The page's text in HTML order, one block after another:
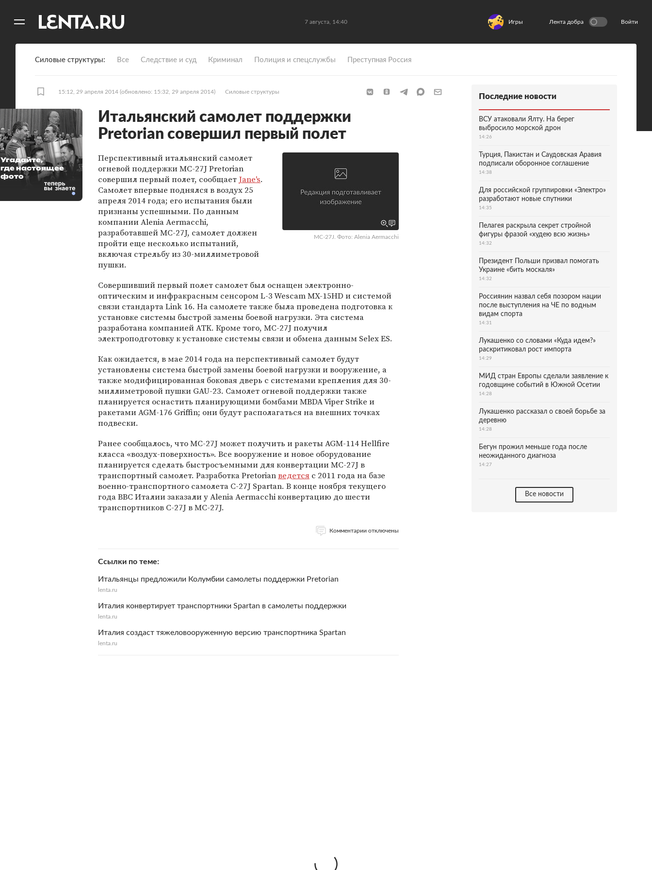
7 августа, 14:40 Игры Лента добра Войти
Силовые структуры Все Следствие и суд Криминал Полиция и спецслужбы Преступная Россия
15:12, 29 апреля 2014 (обновлено: 15:32, 29 апреля 2014) Силовые структуры
Итальянский самолет поддержки
Pretorian совершил первый полет
MC-27J. Фото: Alenia Aermacchi
Перспективный итальянский самолет
огневой поддержки MC-27J Pretorian
совершил первый полет, сообщает Jane's.
Самолет впервые поднялся в воздух 25
апреля 2014 года; его испытания были
признаны успешными. По данным
компании Alenia Aermacchi,
разработавшей MC-27J, самолет должен
пройти еще несколько испытаний,
включая стрельбу из 30-миллиметровой
пушки.
Совершивший первый полет самолет был оснащен электронно-
оптическим и инфракрасным сенсором L-3 Wescam MX-15HD и системой
связи стандарта Link 16. На самолете также была проведена подготовка к
установке системы быстрой замены боевой нагрузки. Эта система
разработана компанией ATK. Кроме того, MC-27J получил
электроподготовку к установке системы связи и обмена данным Selex ES.
Как ожидается, в мае 2014 года на перспективный самолет будут
установлены система быстрой замены боевой нагрузки и вооружение, а
также модифицированная боковая дверь с системами крепления для 30-
миллиметровой пушки GAU-23. Самолет огневой поддержки также
планируется оснастить планирующими бомбами MBDA Viper Strike и
ракетами AGM-176 Griffin; они будут располагаться на внешних точках
подвески.
Ранее сообщалось, что MC-27J может получить и ракеты AGM-114 Hellfire
класса «воздух-поверхность». Все вооружение и новое оборудование
планируется сделать быстросъемными для конвертации MC-27J в
транспортный самолет. Разработка Pretorianведется с 2011 года на базе
военно-транспортного самолета C-27J Spartan. В конце ноября текущего
года ВВС Италии заказали у Alenia Aermacchi конвертацию до шести
транспортников C-27J в MC-27J.
Комментарии отключены
Ссылки по теме
Итальянцы предложили Колумбии самолеты поддержки Pretorian
lenta.ru
Италия конвертирует транспортники Spartan в самолеты поддержки
lenta.ru
Италия создаст тяжеловооруженную версию транспортника Spartan
lenta.ru
Угадайте,
где настоящее
фото
Последние новости
ВСУ атаковали Ялту. На берег
выбросило морской дрон
14:26
Турция, Пакистан и Саудовская Аравия
подписали оборонное соглашение
14:38
Для российской группировки «Электро»
разработают новые спутники
14:35
Пелагея раскрыла секрет стройной
фигуры фразой «худею всю жизнь»
14:32
Президент Польши призвал помогать
Украине «бить москаля»
14:32
Россиянин назвал себя позором нации
после выступления на ЧЕ по водным
видам спорта
14:31
Лукашенко со словами «Куда идем?»
раскритиковал рост импорта
14:29
МИД стран Европы сделали заявление к
годовщине событий в Южной Осетии
14:28
Лукашенко рассказал о своей борьбе за
деревню
14:28
Бегун прожил меньше года после
неожиданного диагноза
14:27
Все новости